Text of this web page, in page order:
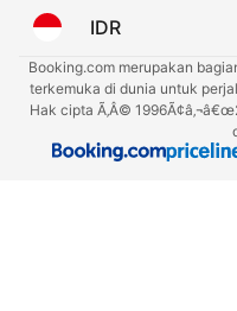
IDR
Booking.com merupakan
terkemuka di dunia untuk
Hak cipta Ã‚Â©